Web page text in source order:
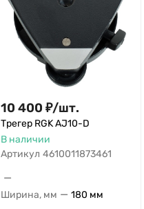
10 400 ₽/шт.
Трегер RGK AJ10-D
В наличии
Артикул 4610011873461
—
Ширина, мм — 180 мм